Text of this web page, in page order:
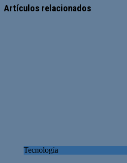
web
Artículos relacionados
Tecnología